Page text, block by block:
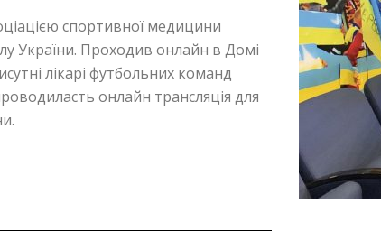
спортивної медицини
України. Проходив онлайн в Домі
лікарі футбольних команд
онлайн трансляція для